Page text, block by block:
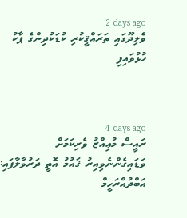
2 days ago
ވެލިދޫގައި ތަރައްޤީކުރި ކުޑަކުދިންގެ ޕާކު
ހުޅުވައިފި
4 days ago
ރައީސް މުޢިއްޒު ވެރިކަމަށް
ވަޑައިގެންނެވިއިރު ޤައުމު އޮތީ ދަރުވާލާފައި:
އަބްދުއްރަހީމް